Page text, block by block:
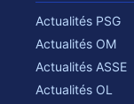
Actualités PSG
Actualités OM
Actualités ASSE
Actualités OL